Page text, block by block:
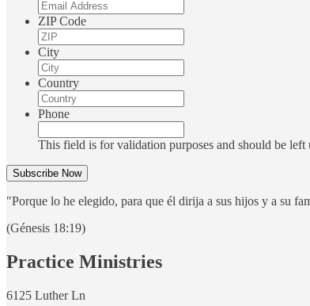
ZIP Code
City
Country
Phone
This field is for validation purposes and should be left
"Porque lo he elegido, para que él dirija a sus hijos y a su
(Génesis 18:19)
Practice Ministries
6125 Luther Ln